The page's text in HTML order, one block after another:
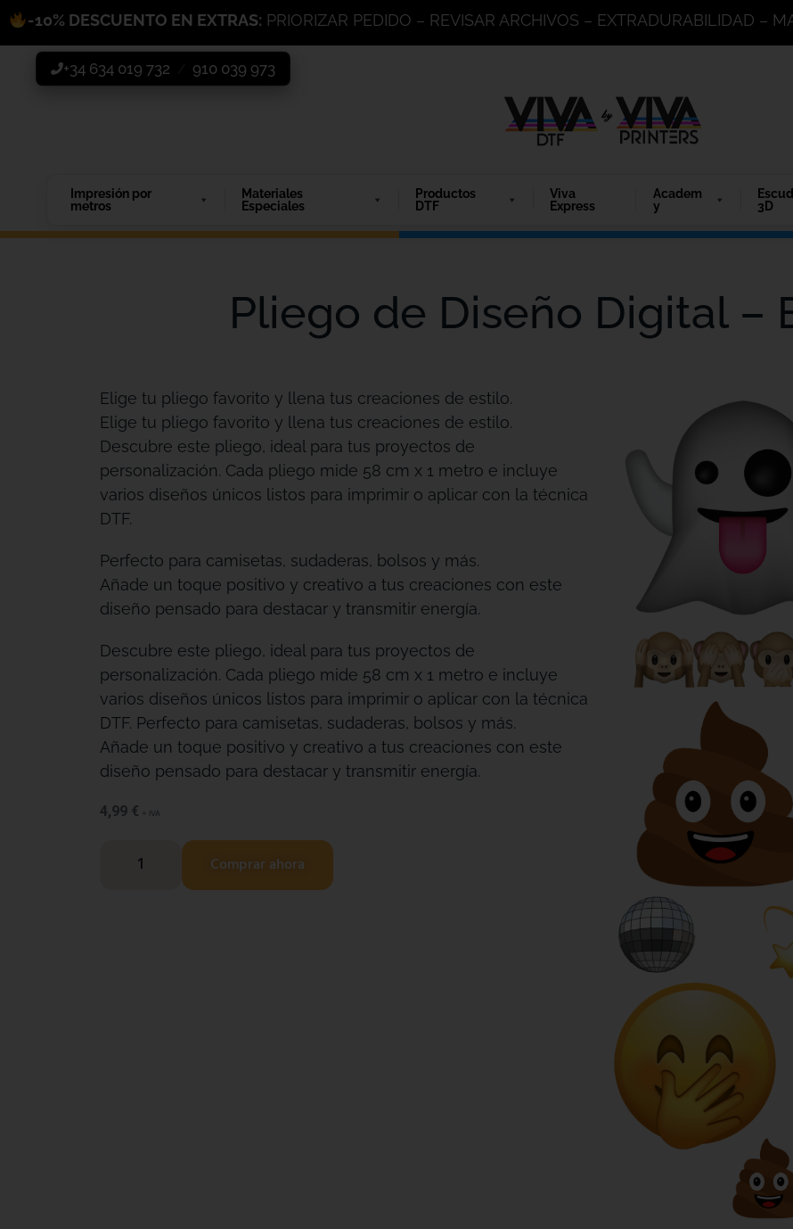
-10% DESCUENTO EN EXTRAS: PRIORIZAR PEDIDO – REVISAR ARCHIVOS – EXTRADURABILIDAD –
+34 634 019 732 910 039 973
Impresión por
metros
Materiales
Especiales
Productos
DTF
Viva
Express
Academ
y
3D
Pliego de Diseño Digital –
Elige tu pliego favorito y llena tus creaciones de estilo.
Elige tu pliego favorito y llena tus creaciones de estilo.
Descubre este pliego, ideal para tus proyectos de
personalización. Cada pliego mide 58 cm x 1 metro e incluye
varios diseños únicos listos para imprimir o aplicar con la técnica
DTF.
Perfecto para camisetas, sudaderas, bolsos y más.
Añade un toque positivo y creativo a tus creaciones con este
diseño pensado para destacar y transmitir energía.
Descubre este pliego, ideal para tus proyectos de
personalización. Cada pliego mide 58 cm x 1 metro e incluye
varios diseños únicos listos para imprimir o aplicar con la técnica
DTF. Perfecto para camisetas, sudaderas, bolsos y más.
Añade un toque positivo y creativo a tus creaciones con este
diseño pensado para destacar y transmitir energía.
4,99 € + IVA
Comprar ahora